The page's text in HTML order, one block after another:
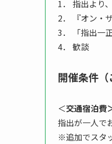
1． 指出より
2． 『オン・
3． 「指出一
4． 歓談
開催条件（
＜交通宿泊費
指出が一人で
※追加でスタ